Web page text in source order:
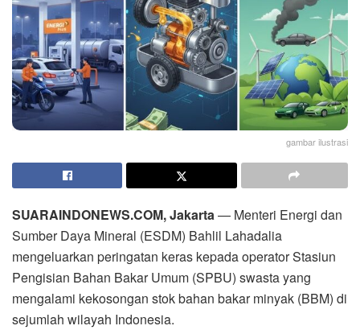
gambar ilustrasi
SUARAINDONEWS.COM, Jakarta — Menteri Energi dan
Sumber Daya Mineral (ESDM) Bahlil Lahadalia
mengeluarkan peringatan keras kepada operator Stasiun
Pengisian Bahan Bakar Umum (SPBU) swasta yang
mengalami kekosongan stok bahan bakar minyak (BBM) di
sejumlah wilayah Indonesia.